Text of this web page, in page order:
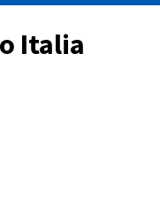
Italia